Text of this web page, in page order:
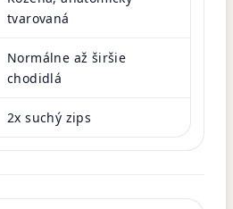
tvarovaná
Normálne až širšie
chodidlá
2x suchý zips